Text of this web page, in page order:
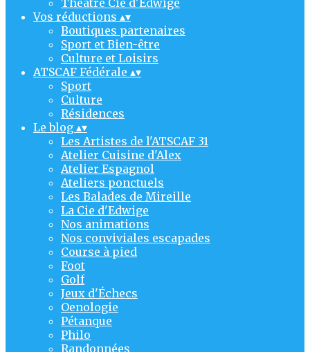
Théâtre Cie d'Edwige
Vos réductions ▴▾
Boutiques partenaires
Sport et Bien-être
Culture et Loisirs
ATSCAF Fédérale ▴▾
Sport
Culture
Résidences
Le blog ▴▾
Les Artistes de l'ATSCAF 31
Atelier Cuisine d'Alex
Atelier Espagnol
Ateliers ponctuels
Les Balades de Mireille
La Cie d'Edwige
Nos animations
Nos conviviales escapades
Course à pied
Foot
Golf
Jeux d'Échecs
Oenologie
Pétanque
Philo
Randonnées